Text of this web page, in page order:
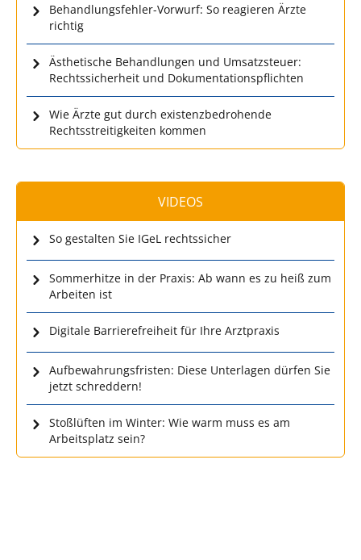
Behandlungsfehler-Vorwurf: So reagieren Ärzte
richtig
Ästhetische Behandlungen und Umsatzsteuer:
Rechtssicherheit und Dokumentationspflichten
Wie Ärzte gut durch existenzbedrohende
Rechtsstreitigkeiten kommen
VIDEOS
So gestalten Sie IGeL rechtssicher
Sommerhitze in der Praxis: Ab wann es zu heiß zum
Arbeiten ist
Digitale Barrierefreiheit für Ihre Arztpraxis
Aufbewahrungsfristen: Diese Unterlagen dürfen Sie
jetzt schreddern!
Stoßlüften im Winter: Wie warm muss es am
Arbeitsplatz sein?